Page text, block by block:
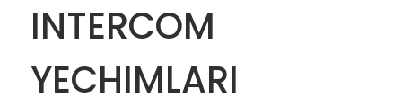
INTERCOM
YECHIMLARI